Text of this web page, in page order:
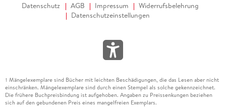
Datenschutz AGB Impressum
Widerrufsbelehrung
Datenschutzeinstellungen
1 Mängelexemplare sind Bücher mit leichten Beschädigungen, die das Lesen aber nicht
einschränken. Mängelexemplare sind durch einen Stempel als solche gekennzeichnet.
Die frühere Buchpreisbindung ist aufgehoben. Angaben zu Preissenkungen beziehen
sich auf den gebundenen Preis eines mangelfreien Exemplars.